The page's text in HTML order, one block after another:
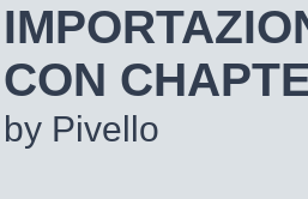
CON
by Pivello